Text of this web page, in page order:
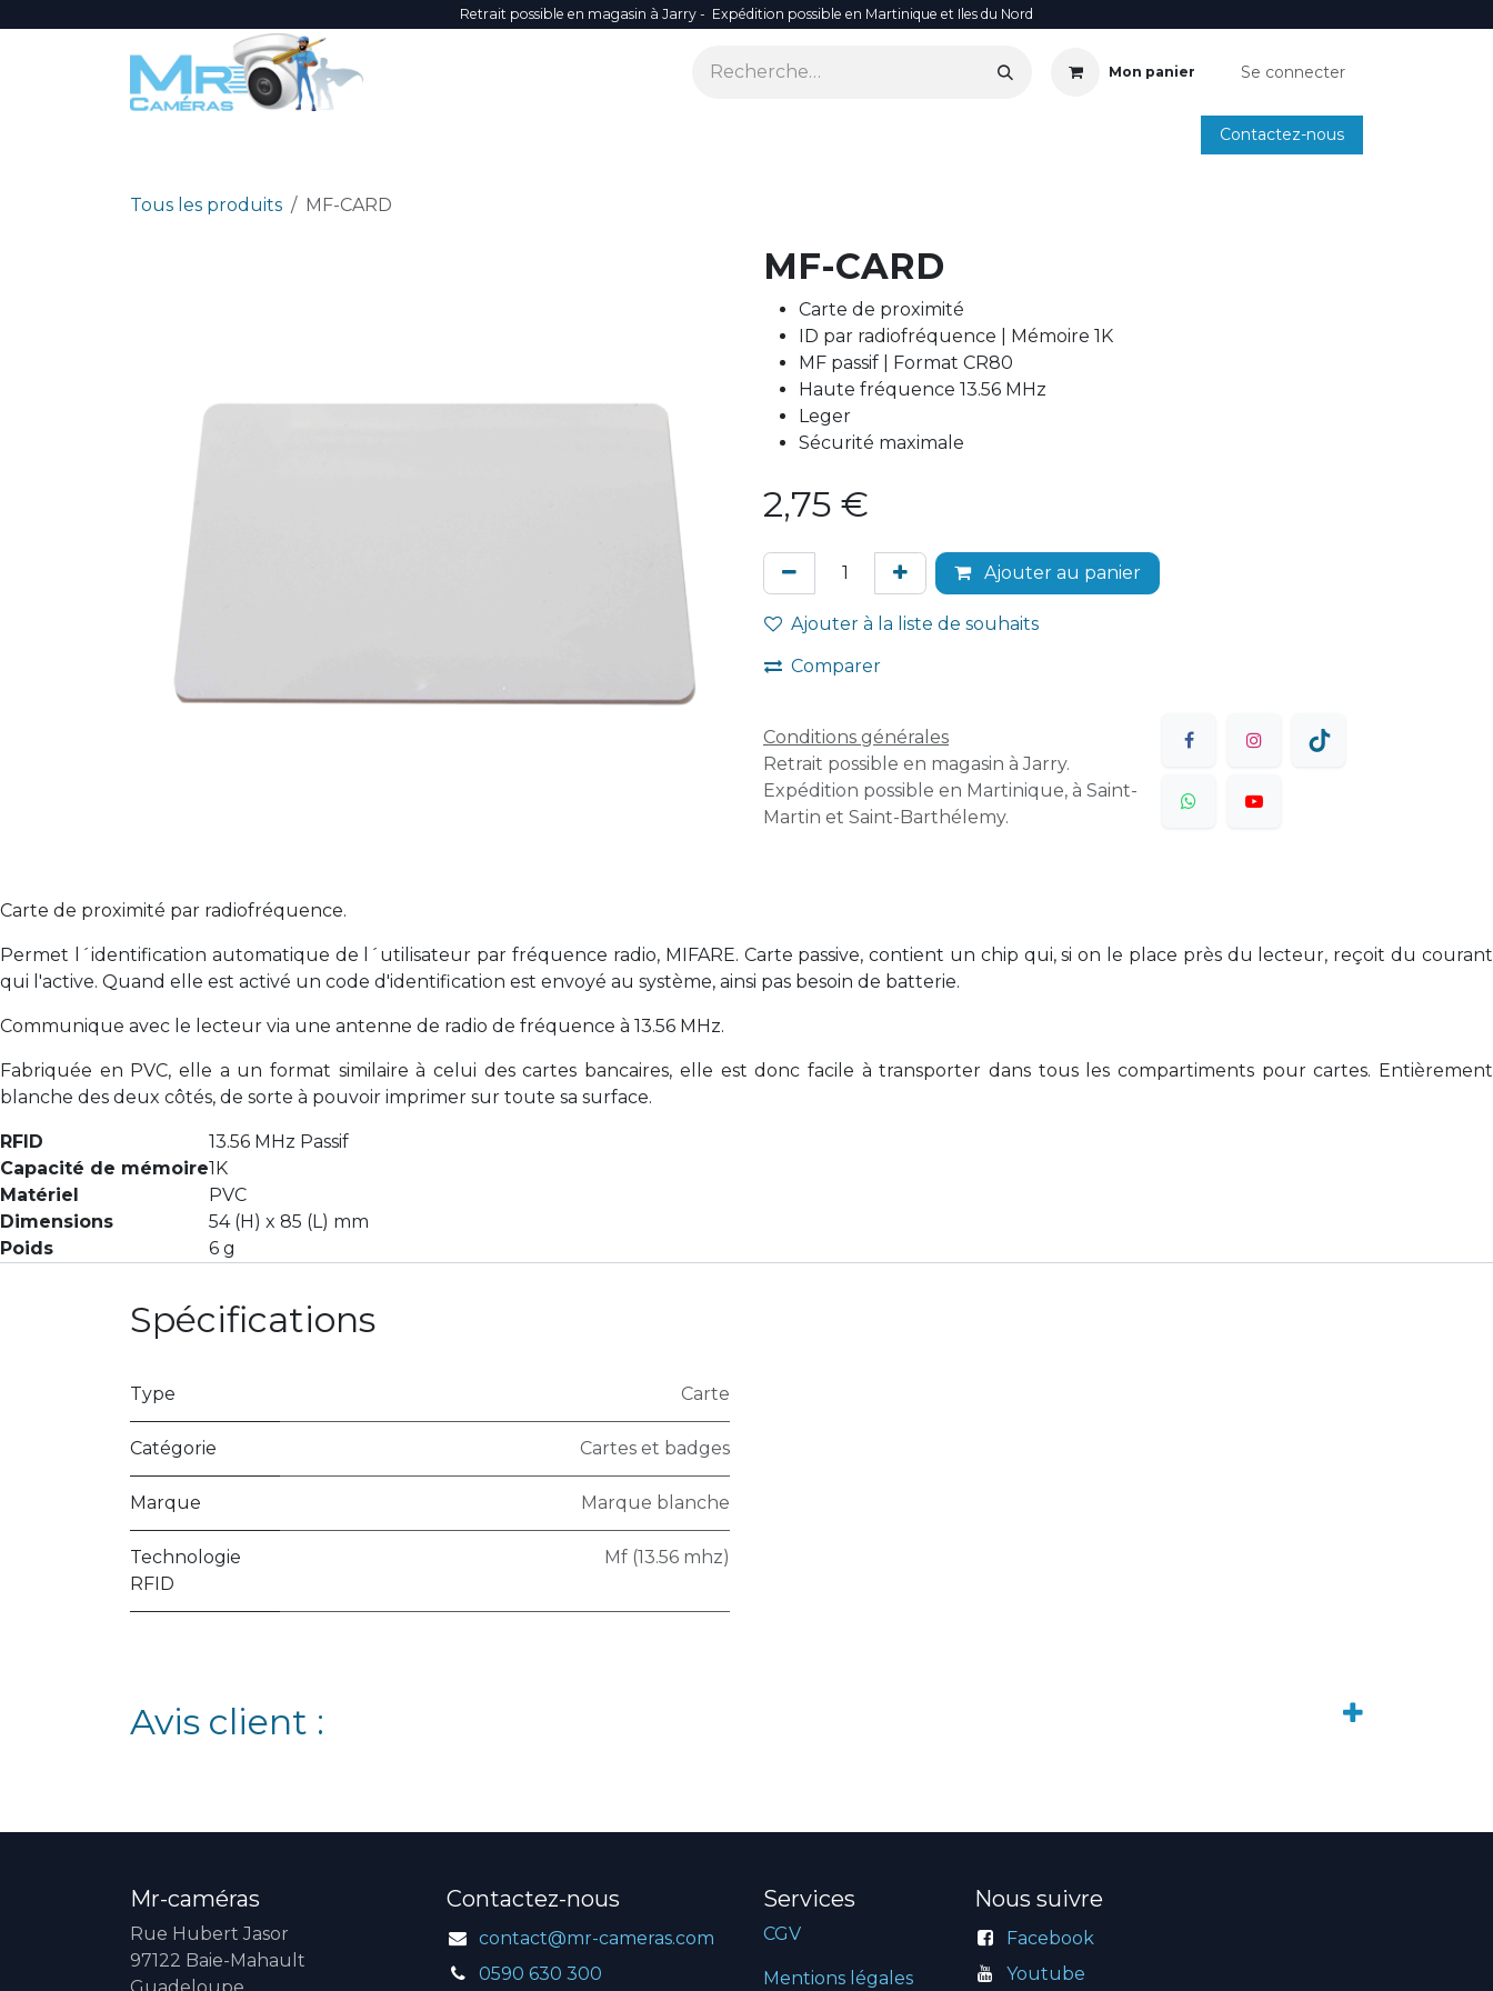
Retrait possible en magasin à Jarry - Expédition possible en Martinique et Iles du Nord
Mon panier Se connecter
ANNUAIRE INSTALLATEURS SMARTPHONE
Contactez-nous
Tous les produits MF-CARD
MF-CARD
Carte de proximité
ID par radiofréquence | Mémoire 1K
MF passif | Format CR80
Haute fréquence 13.56 MHz
Leger
Sécurité maximale
2,75 €
Ajouter au panier
Ajouter à la liste de souhaits
Comparer
Conditions générales
Retrait possible en magasin à Jarry.
Expédition possible en Martinique, à Saint-
Martin et Saint-Barthélemy.
Carte de proximité par radiofréquence.
Permet l´identification automatique de l´utilisateur par fréquence radio, MIFARE. Carte passive, contient un chip qui, si on le place près du lecteur, reçoit du courant
qui l'active. Quand elle est activé un code d'identification est envoyé au système, ainsi pas besoin de batterie.
Communique avec le lecteur via une antenne de radio de fréquence à 13.56 MHz.
Fabriquée en PVC, elle a un format similaire à celui des cartes bancaires, elle est donc facile à transporter dans tous les compartiments pour cartes. Entièrement
blanche des deux côtés, de sorte à pouvoir imprimer sur toute sa surface.
RFID
13.56 MHz Passif
Capacité de mémoire1K
Matériel
PVC
Dimensions
54 (H) x 85 (L) mm
Poids
6 g
Spécifications
Type Carte
Catégorie Cartes et badges
Marque Marque blanche
Technologie
RFID
Mf (13.56 mhz)
Avis client :
Mr-caméras
Rue Hubert Jasor
97122 Baie-Mahault
Contactez-nous
contact@mr-cameras.com
0590 630 300
Services
CGV
Mentions légales
Nous suivre
Facebook
Youtube